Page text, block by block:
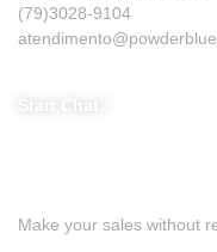
(79)3028-9104
Make your sales without